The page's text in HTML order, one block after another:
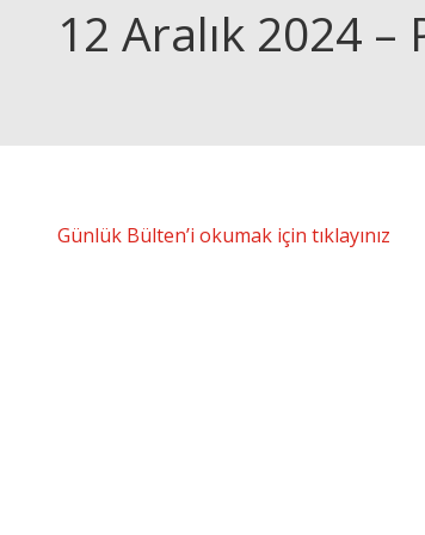
12 Aralık 2024 –
Günlük Bülten’i okumak için tıklayınız